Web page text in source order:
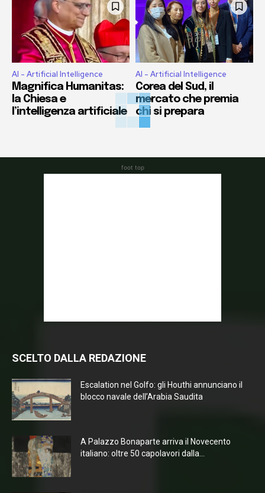
AI - Artificial Intelligence
Magnifica Humanitas:
la Chiesa e
l’intelligenza artificiale
AI - Artificial Intelligence
Corea del Sud, il
mercato che premia
chi si prepara
foot top
SCELTO DALLA REDAZIONE
Escalation nel Golfo: gli Houthi annunciano il
blocco navale dell’Arabia Saudita
A Palazzo Bonaparte arriva il Novecento
italiano: oltre 50 capolavori dalla...